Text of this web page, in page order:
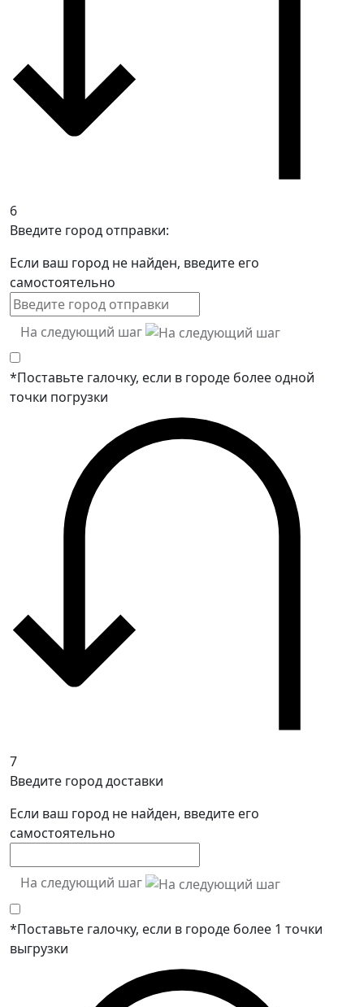
6
Введите город отправки:
Если ваш город не найден, введите его
самостоятельно
На следующий шаг
*Поставьте галочку, если в городе более одной
точки погрузки
7
Введите город доставки
Если ваш город не найден, введите его
самостоятельно
На следующий шаг
*Поставьте галочку, если в городе более 1 точки
выгрузки